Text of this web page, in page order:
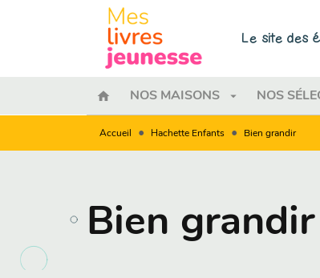
MENU
Le site des
home NOS MAISONS arrow_drop_down NOS
Accueil • Hachette Enfants • Bien grandir
Bien grandir